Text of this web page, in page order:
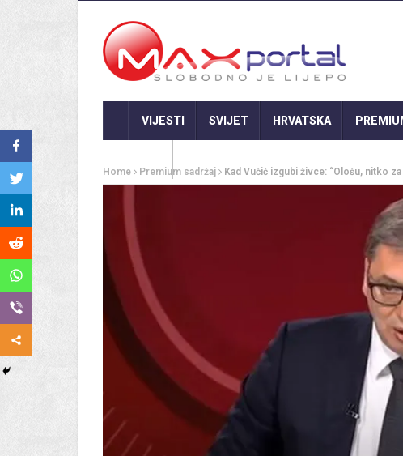
VIJESTI SVIJET HRVATSKA
Home Premium sadržaj Kad Vučić izgubi živce: “Ološu, nitko